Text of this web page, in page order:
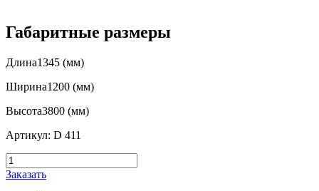
Габаритные размеры
Длина1345 (мм)
Ширина1200 (мм)
Высота3800 (мм)
Артикул: D 411
Заказать